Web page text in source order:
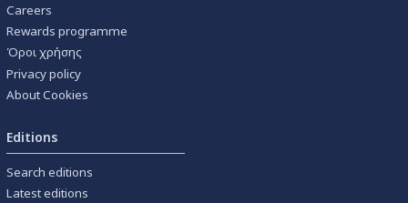
Careers
Rewards programme
Όροι χρήσης
Privacy policy
About Cookies
Editions
Search editions
Latest editions